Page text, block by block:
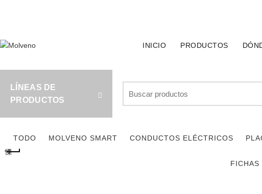
INICIO PRODUCTOS
LÍNEAS DE
PRODUCTOS
for:
TODO MOLVENO SMART CONDUCTOS ELÉCTRICOS
FICHAS